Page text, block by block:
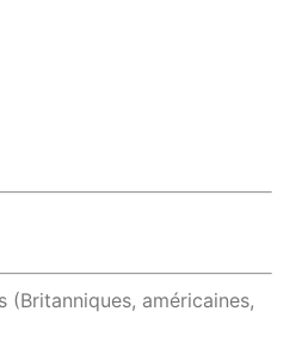
(Britanniques, américaines,